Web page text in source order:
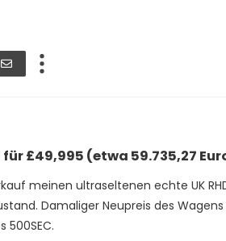
£49,995 (etwa 59.735,27
meinen ultraseltenen echte UK
Damaliger Neupreis des
500SEC.